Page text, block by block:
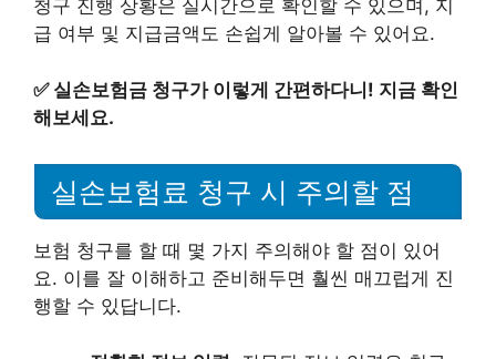
청구 진행 상황은 실시간으로 확인할 수 있으며, 지
급 여부 및 지급금액도 손쉽게 알아볼 수 있어요.
✅ 실손보험금 청구가 이렇게 간편하다니! 지금 확인
해보세요.
실손보험료 청구 시 주의할 점
보험 청구를 할 때 몇 가지 주의해야 할 점이 있어
요. 이를 잘 이해하고 준비해두면 훨씬 매끄럽게 진
행할 수 있답니다.